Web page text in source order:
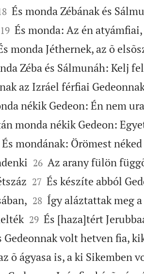
És monda Zébának és

19 És monda: Az én
monda Jéthernek, az õ
Zéba és Sálmunáh: Kelj
az Izráel férfiai
nékik Gedeon: Én nem
monda nékik Gedeon:
És mondának: Örömest


26 Az arany fülön

27 És készíte abból

28 Így aláztattak meg

29 És [haza]tért
Gedeonnak volt hetven fia,
õ ágyasa is, a ki Sikemben